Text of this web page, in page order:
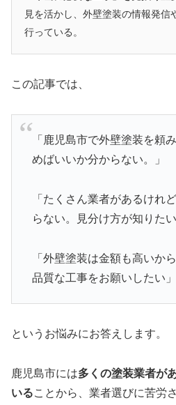
見を活かし、外壁塗装の情報発信
行っている。
この記事では、
「鹿児島市で外壁塗装を頼
めばいいか分からない。」
「たくさん業者があるけれ
らない。見分け方が知りたい
「外壁塗装は金額も高いか
品質な工事をお願いしたい」
というお悩みにお答えします。
鹿児島市には多くの塗装業者が
いることから、業者選びに苦労